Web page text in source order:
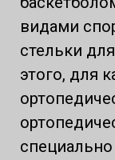
видами
стельки
этого, для